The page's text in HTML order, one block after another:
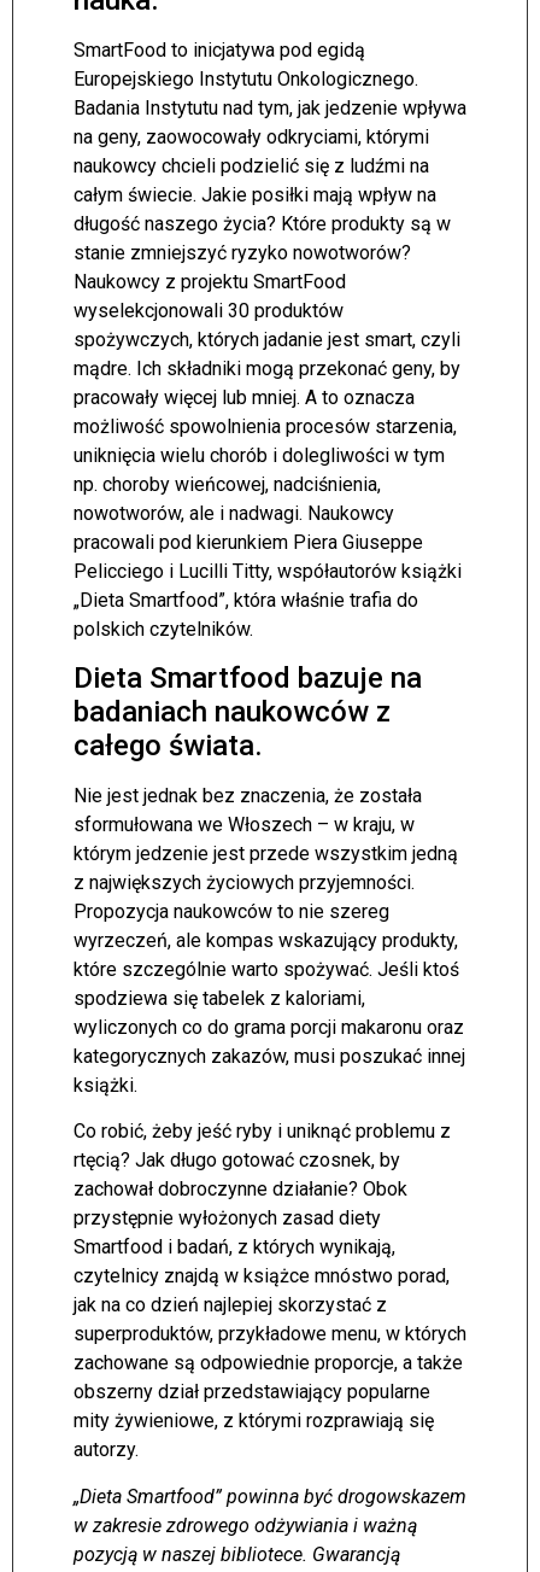
SmartFood to inicjatywa pod egidą
Europejskiego Instytutu Onkologicznego.
Badania Instytutu nad tym, jak jedzenie wpływa
na geny, zaowocowały odkryciami, którymi
naukowcy chcieli podzielić się z ludźmi na
całym świecie. Jakie posiłki mają wpływ na
długość naszego życia? Które produkty są w
stanie zmniejszyć ryzyko nowotworów?
Naukowcy z projektu SmartFood
wyselekcjonowali 30 produktów
spożywczych, których jadanie jest smart, czyli
mądre. Ich składniki mogą przekonać geny, by
pracowały więcej lub mniej. A to oznacza
możliwość spowolnienia procesów starzenia,
uniknięcia wielu chorób i dolegliwości w tym
np. choroby wieńcowej, nadciśnienia,
nowotworów, ale i nadwagi. Naukowcy
pracowali pod kierunkiem Piera Giuseppe
Pelicciego i Lucilli Titty, współautorów książki
„Dieta Smartfood”, która właśnie trafia do
polskich czytelników.
Dieta Smartfood bazuje na
badaniach naukowców z
całego świata.
Nie jest jednak bez znaczenia, że została
sformułowana we Włoszech – w kraju, w
którym jedzenie jest przede wszystkim jedną
z największych życiowych przyjemności.
Propozycja naukowców to nie szereg
wyrzeczeń, ale kompas wskazujący produkty,
które szczególnie warto spożywać. Jeśli ktoś
spodziewa się tabelek z kaloriami,
wyliczonych co do grama porcji makaronu oraz
kategorycznych zakazów, musi poszukać innej
książki.
Co robić, żeby jeść ryby i uniknąć problemu z
rtęcią? Jak długo gotować czosnek, by
zachował dobroczynne działanie? Obok
przystępnie wyłożonych zasad diety
Smartfood i badań, z których wynikają,
czytelnicy znajdą w książce mnóstwo porad,
jak na co dzień najlepiej skorzystać z
superproduktów, przykładowe menu, w których
zachowane są odpowiednie proporcje, a także
obszerny dział przedstawiający popularne
mity żywieniowe, z którymi rozprawiają się
autorzy.
„Dieta Smartfood” powinna być drogowskazem
w zakresie zdrowego odżywiania i ważną
pozycją w naszej bibliotece. Gwarancją